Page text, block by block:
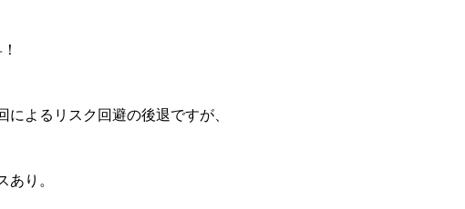
よるリスク回避の後退ですが、
あり。